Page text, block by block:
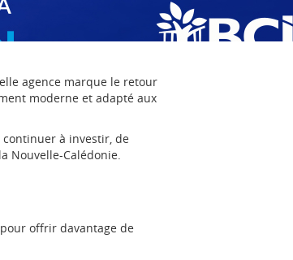
agence marque le retour
moderne et adapté aux
à investir, de
Nouvelle-Calédonie.
offrir davantage de